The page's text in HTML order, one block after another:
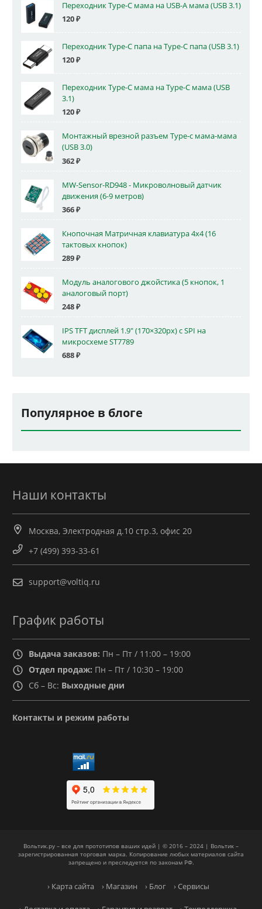
Переходник Type-C мама на USB-A мама (USB 3.1)
120₽
Переходник Type-C папа на Type-C папа (USB 3.1)
120₽
Переходник Type-C мама на Type-C мама (USB
3.1)
120₽
Монтажный врезной разъем Type-c мама-мама
(USB 3.0)
362₽
MW-Sensor-RD948 - Микроволновый датчик
движения (6-9 метров)
366₽
Кнопочная Матричная клавиатура 4x4 (16
тактовых кнопок)
289₽
Модуль аналогового джойстика (5 кнопок, 1
аналоговый порт)
248₽
IPS TFT дисплей 1.9" (170×320px) с SPI на
микросхеме ST7789
688₽
Популярное в блоге
Наши контакты
Москва, Электродная д.10 стр.3, офис 20
+7 (499) 393-33-61
support@voltiq.ru
График работы
Выдача заказов: Пн – Пт / 11:00 – 19:00
Отдел продаж: Пн – Пт / 10:30 – 19:00
Сб – Вс: Выходные дни
Контакты и режим работы
Вольтик.ру – все для прототипов ваших идей | © 2016 – 2024 | Вольтик –
зарегистрированная торговая марка. Копирование любых материалов сайта
запрещено и преследуется по законам РФ.
› Карта сайта › Магазин › Блог › Сервисы